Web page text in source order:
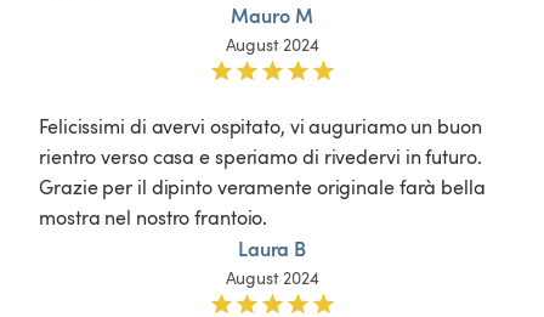
Mauro M
August 2024
Felicissimi di avervi ospitato, vi auguriamo un buon
rientro verso casa e speriamo di rivedervi in futuro.
Grazie per il dipinto veramente originale farà bella
mostra nel nostro frantoio.
Laura B
August 2024